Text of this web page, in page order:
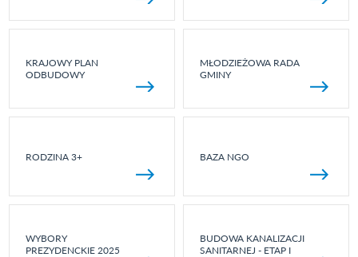
KRAJOWY PLAN
ODBUDOWY
MŁODZIEŻOWA RADA
GMINY
RODZINA 3+ BAZA NGO
WYBORY
PREZYDENCKIE 2025
BUDOWA KANALIZACJI
SANITARNEJ - ETAP I